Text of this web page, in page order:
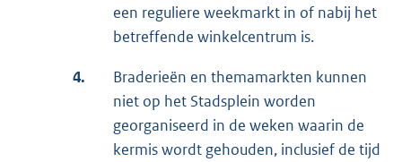
een reguliere weekmarkt in of nabij het
betreffende winkelcentrum is.
4.
Braderieën en themamarkten kunnen
niet op het Stadsplein worden
georganiseerd in de weken waarin de
kermis wordt gehouden, inclusief de tijd